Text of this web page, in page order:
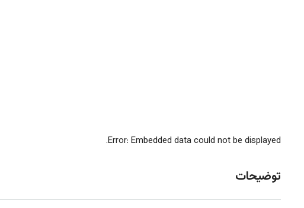
Error: Embedded data could not be displayed.
توضیحات